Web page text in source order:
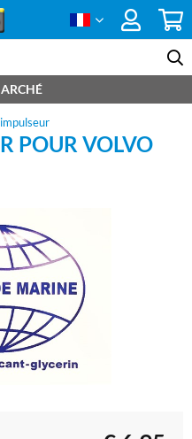
POUR VOLVO